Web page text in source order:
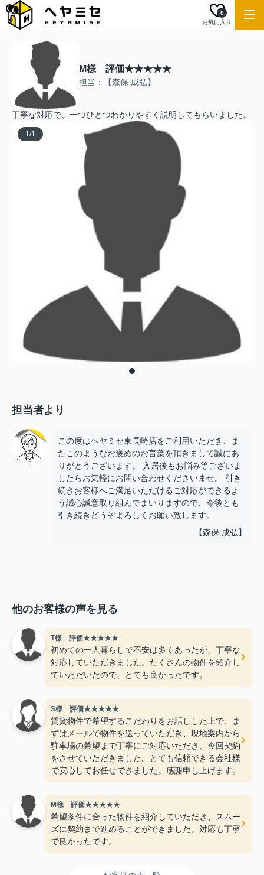
お気に入り
0
M様 評価★★★★★
担当：【森保 成弘】
丁寧な対応で、一つひとつわかりやすく説明してもらいました。
1/1
担当者より
この度はヘヤミセ東長崎店をご利用いただき、ま
たこのようなお褒めのお言葉を頂きまして誠にあ
りがとうございます。 入居後もお悩み等ございま
したらお気軽にお問い合わせくださいませ。 引き
続きお客様へご満足いただけるご対応ができるよ
う誠心誠意取り組んでまいりますので、今後とも
引き続きどうぞよろしくお願い致します。
【森保 成弘】
他のお客様の声を見る
T様 評価★★★★★
初めての一人暮らしで不安は多くあったが、丁寧な
対応していただきました。たくさんの物件を紹介し
ていただいたので、とても良かったです。
S様 評価★★★★★
賃貸物件で希望するこだわりをお話しした上で、ま
ずはメールで物件を送っていただき、現地案内から
駐車場の希望まで丁寧にご対応いただき、今回契約
をさせていただきました。とても信頼できる会社様
で安心してお任せできました。感謝申し上げます。
M様 評価★★★★★
希望条件に合った物件を紹介していただき、スムー
ズに契約まで進めることができました。対応も丁寧
で良かったです。